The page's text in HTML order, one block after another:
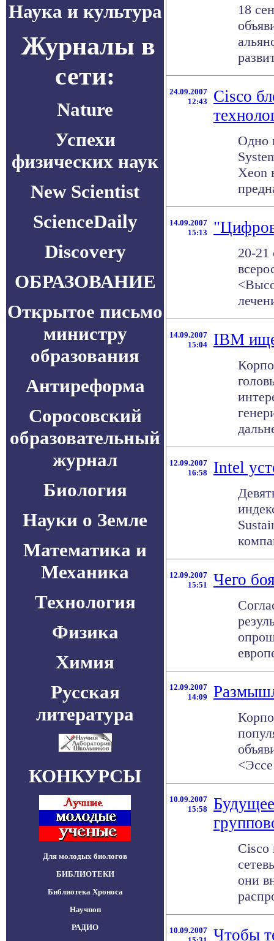
Наука и культура
Журналы в
сети:
Nature
Успехи
физических наук
New Scientist
ScienceDaily
Discovery
ОБРАЗОВАНИЕ
Открытое письмо
министру
образования
Антиреформа
Соросовский
образовательный
журнал
Биология
Науки о Земле
Математика и
Механика
Технология
Физика
Химия
Русская
литература
КОНКУРСЫ
Для молодых биологов
БИБЛИОТЕКИ
Библиотека Хроноса
Научпоп
РАДИО
18
24.09.2007
12:43
Cisco
Одно
Xeon
14.09.2007
15:13
20-21
14.09.2007
15:04
IBM
12.09.2007
16:58
Intel
12.09.2007
15:51
Чего
12.09.2007
14:09
10.09.2007
15:58
Cisco
они
10.09.2007
Чтобы